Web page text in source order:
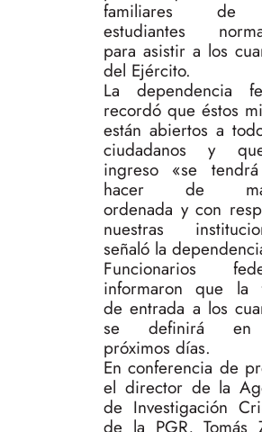
familiares de
estudiantes
para asistir a los
del Ejército.
La dependencia
recordó que éstos
están abiertos a
ciudadanos y
ingreso «se
hacer de
ordenada y con
nuestras
señaló la
Funcionarios
informaron que la
de entrada a los
se definirá
próximos días.
En conferencia de
el director de la
de Investigación